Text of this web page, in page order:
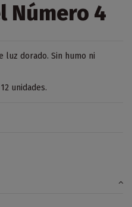
Número 4
luz dorado. Sin humo ni
unidades.